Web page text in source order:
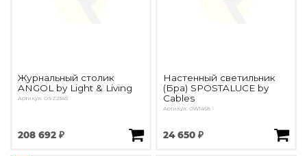
Журнальный столик
ANGOL by Light & Living
Артикул: OSZ2345
208 692 ₽
Настенный светильник
(Бра) SPOSTALUCE by
Cables
Артикул: OW1468
24 650 ₽